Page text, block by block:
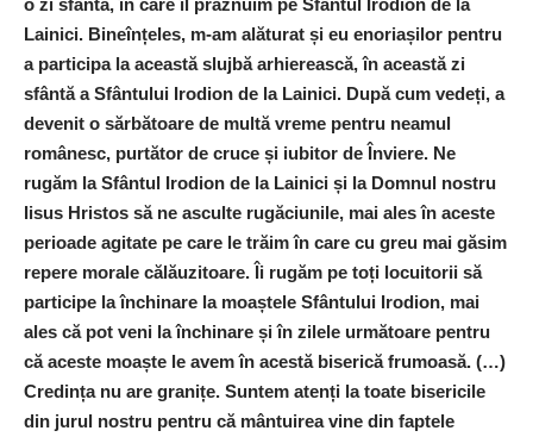
o zi sfântă, în care îl prăznuim pe Sfântul Irodion de la
Lainici. Bineînțeles, m-am alăturat și eu enoriașilor pentru
a participa la această slujbă arhierească, în această zi
sfântă a Sfântului Irodion de la Lainici. După cum vedeți, a
devenit o sărbătoare de multă vreme pentru neamul
românesc, purtător de cruce și iubitor de Înviere. Ne
rugăm la Sfântul Irodion de la Lainici și la Domnul nostru
Iisus Hristos să ne asculte rugăciunile, mai ales în aceste
perioade agitate pe care le trăim în care cu greu mai găsim
repere morale călăuzitoare. Îi rugăm pe toți locuitorii să
participe la închinare la moaștele Sfântului Irodion, mai
ales că pot veni la închinare și în zilele următoare pentru
că aceste moaște le avem în acestă biserică frumoasă. (…)
Credința nu are granițe. Suntem atenți la toate bisericile
din jurul nostru pentru că mântuirea vine din faptele